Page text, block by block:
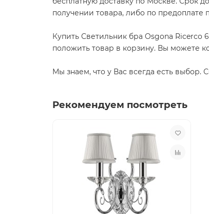
получении товара, либо по предоплате
Купить Светильник бра Osgona Ricerco
положить товар в корзину. Вы можете
Мы знаем, что у Вас всегда есть выбор.
Рекомендуем посмотреть